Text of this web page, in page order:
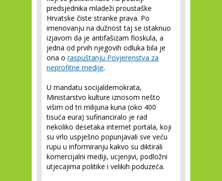
predsjednika mladeži proustaške
Hrvatske čiste stranke prava. Po
imenovanju na dužnost taj se istaknuo
izjavom da je antifašizam floskula, a
jedna od prvih njegovih odluka bila je
ona o raspuštanju Povjerenstva za
neprofitne medije.
U mandatu socijaldemokrata,
Ministarstvo kulture iznosom nešto
višim od tri milijuna kuna (oko 400
tisuća eura) sufinanciralo je rad
nekoliko desetaka internet portala, koji
su vrlo uspješno popunjavali sve veću
rupu u informiranju kakvo su diktirali
komercijalni mediji, ucjenjivi, podložni
utjecajima politike i velikih poduzeća.